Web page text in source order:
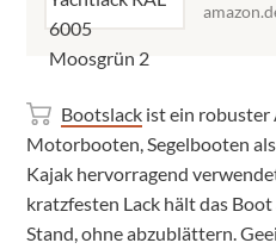
Bootslack ist ein robuster
Motorbooten, Segelbooten
Kajak hervorragend
kratzfesten Lack hält das
Stand, ohne abzublättern.